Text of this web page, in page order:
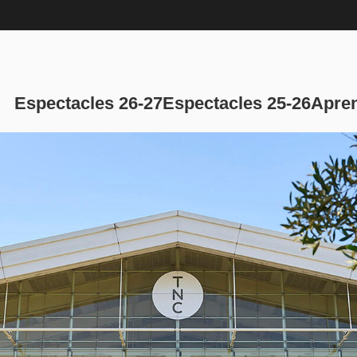
Navegación
Espectacles 26-27Espectacles 25-26